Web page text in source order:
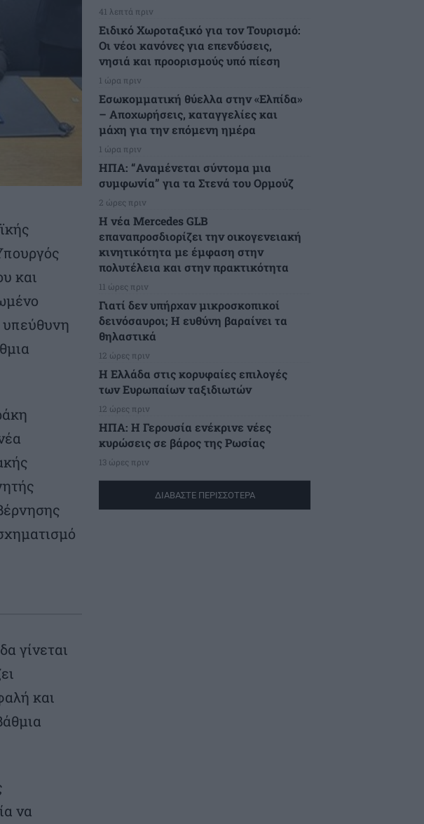
και
υπεύθυνη
γίνεται
και
να
41 λεπτά πριν
Ειδικό Χωροταξικό για τον Τουρισμό:
Οι νέοι κανόνες για επενδύσεις,
νησιά και προορισμούς υπό πίεση
1 ώρα πριν
Εσωκομματική θύελλα στην «Ελπίδα»
– Αποχωρήσεις, καταγγελίες και
μάχη για την επόμενη ημέρα
1 ώρα πριν
ΗΠΑ: “Αναμένεται σύντομα μια
συμφωνία” για τα Στενά του Ορμούζ
2 ώρες πριν
Η νέα Mercedes GLB
επαναπροσδιορίζει την οικογενειακή
κινητικότητα με έμφαση στην
πολυτέλεια και στην πρακτικότητα
11 ώρες πριν
Γιατί δεν υπήρχαν μικροσκοπικοί
δεινόσαυροι; Η ευθύνη βαραίνει τα
θηλαστικά
12 ώρες πριν
Η Ελλάδα στις κορυφαίες επιλογές
των Ευρωπαίων ταξιδιωτών
12 ώρες πριν
ΗΠΑ: Η Γερουσία ενέκρινε νέες
κυρώσεις σε βάρος της Ρωσίας
13 ώρες πριν
ΔΙΑΒΑΣΤΕ ΠΕΡΙΣΣΟΤΕΡΑ